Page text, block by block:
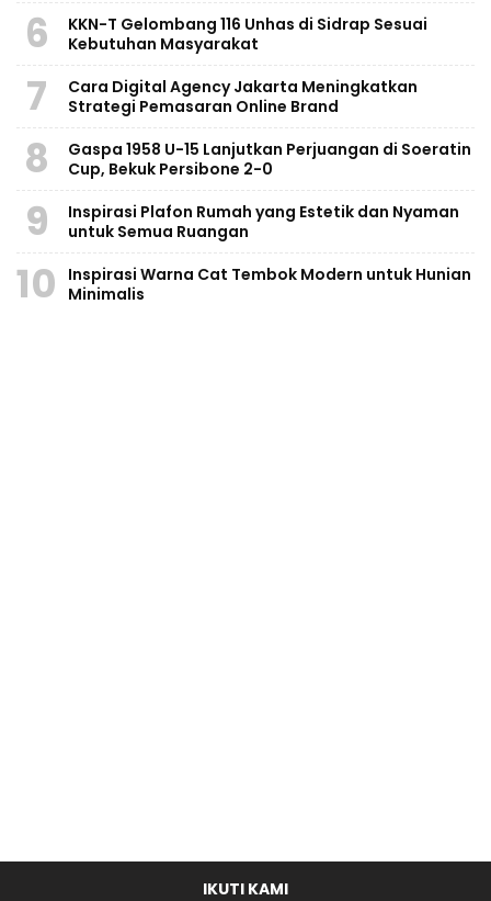
6
KKN-T Gelombang 116 Unhas di Sidrap Sesuai
Kebutuhan Masyarakat
7
Cara Digital Agency Jakarta Meningkatkan
Strategi Pemasaran Online Brand
8
Gaspa 1958 U-15 Lanjutkan Perjuangan di Soeratin
Cup, Bekuk Persibone 2-0
9
Inspirasi Plafon Rumah yang Estetik dan Nyaman
untuk Semua Ruangan
10
Inspirasi Warna Cat Tembok Modern untuk Hunian
Minimalis
IKUTI KAMI